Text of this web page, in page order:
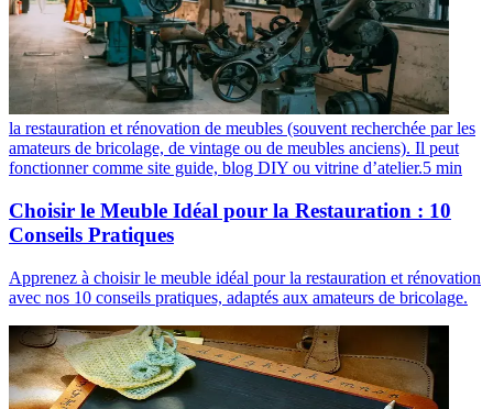
la restauration et rénovation de meubles (souvent recherchée par les
amateurs de bricolage, de vintage ou de meubles anciens). Il peut
fonctionner comme site guide, blog DIY ou vitrine d’atelier.5 min
Choisir le Meuble Idéal pour la Restauration : 10
Conseils Pratiques
Apprenez à choisir le meuble idéal pour la restauration et rénovation
avec nos 10 conseils pratiques, adaptés aux amateurs de bricolage.